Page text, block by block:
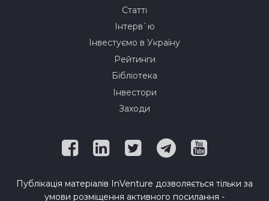
Статті
Інтерв`ю
Інвестуємо в Україну
Рейтинги
Бібліотека
Інвестори
Заходи
Публікація матеріалів InVenture дозволяється тільки за
умови розміщення активного посилання -